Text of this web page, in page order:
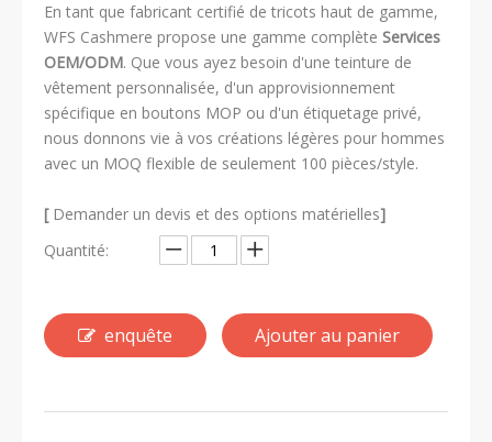
En tant que fabricant certifié de tricots haut de gamme,
WFS Cashmere propose une gamme complète Services
OEM/ODM. Que vous ayez besoin d'une teinture de
vêtement personnalisée, d'un approvisionnement
spécifique en boutons MOP ou d'un étiquetage privé,
nous donnons vie à vos créations légères pour hommes
avec un MOQ flexible de seulement 100 pièces/style.
[ Demander un devis et des options matérielles]
Quantité:
enquête Ajouter au panier